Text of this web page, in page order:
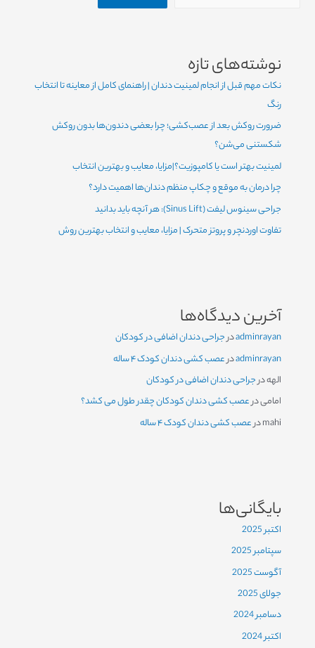
نوشته‌های تازه
نکات مهم قبل از انجام لمینیت دندان | راهنمای کامل از معاینه تا انتخاب
رنگ
ضرورت روکش بعد از عصب‌کشی؛ چرا بعضی دندون‌ها بدون روکش
شکستنی می‌شن؟
لمینیت بهتر است یا کامپوزیت؟|مزایا، معایب و بهترین انتخاب
چرا درمان به موقع و چکاپ منظم دندان‌ها اهمیت دارد؟
جراحی سینوس لیفت (Sinus Lift): هر آنچه باید بدانید
تفاوت اوردنچر و پروتز متحرک | مزایا، معایب و انتخاب بهترین روش
آخرین دیدگاه‌ها
adminrayanدرجراحی دندان اضافی در کودکان
adminrayanدرعصب کشی دندان کودک ۴ ساله
الههدرجراحی دندان اضافی در کودکان
امامیدرعصب کشی دندان کودکان چقدر طول می کشد؟
mahiدرعصب کشی دندان کودک ۴ ساله
بایگانی‌ها
اکتبر 2025
سپتامبر 2025
آگوست 2025
جولای 2025
دسامبر 2024
اکتبر 2024